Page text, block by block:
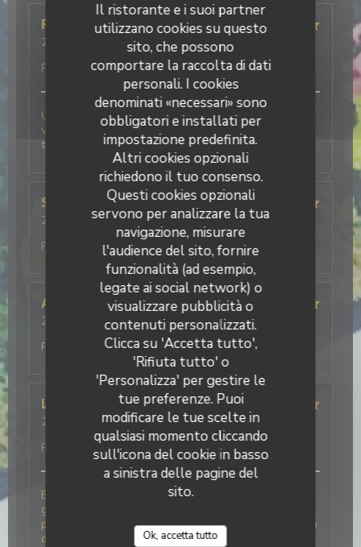
Il ristorante e i suoi partner
utilizzano cookies su questo
sito, che possono
comportare la raccolta di dati
personali. I cookies
denominati «necessari» sono
obbligatori e installati per
impostazione predefinita.
Altri cookies opzionali
richiedono il tuo consenso.
Questi cookies opzionali
servono per analizzare la tua
navigazione, misurare
l'audience del sito, fornire
funzionalità (ad esempio,
legate ai social network) o
visualizzare pubblicità o
contenuti personalizzati.
Clicca su 'Accetta tutto',
'Rifiuta tutto' o
'Personalizza' per gestire le
tue preferenze. Puoi
modificare le tue scelte in
qualsiasi momento cliccando
sull'icona del cookie in basso
a sinistra delle pagine del
sito.
Ok, accetta tutto
Frederick F
2026-08-06
- 19:30 - Ospiti 2
Atmosfera: 5/5 Cucina:5
Prezzo
/5
Une très belle découverte pour cette 1 ère fois chez
vous .nous avons très bien mangé et le personnel au
top . Nous reviendrons à coup sur.
Stephanie
D
2026-08-06- 20:15 - Ospiti 4
Atmosfera:4/5 Cucina:5/5
Prezzo
Aymeric
2026-08-01
- 20:00 - Ospiti 2
/5 Atmosfera: 5/5 Cucina:4/5 Qualità /
Prezzo
Ludovic
2026-08-01- 20:00 - Ospiti 2
4/5 Atmosfera:5/5 Cucina:5/5 Qualità /
Prezzo
Excellent accueil, beaucoup d'humour et de
générosité pour une vraie cuisine italienne avec des
produits frais. La glace basilic citron du fraggola est à
deguster à tout prix.